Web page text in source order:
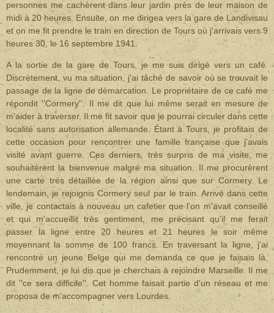
personnes me cachèrent dans leur jardin près de leur maison de
midi à 20 heures. Ensuite, on me dirigea vers la gare de Landivisau
et on me fit prendre le train en direction de Tours où j'arrivais vers 9
heures 30, le 16 septembre 1941.
A la sortie de la gare de Tours, je me suis dirigé vers un café.
Discrètement, vu ma situation, j'ai tâché de savoir où se trouvait le
passage de la ligne de démarcation. Le propriétaire de ce café me
répondit ''Cormery''. Il me dit que lui même serait en mesure de
m'aider à traverser. Il me fit savoir que je pourrai circuler dans cette
localité sans autorisation allemande. Étant à Tours, je profitais de
cette occasion pour rencontrer une famille française que j'avais
visité avant guerre. Ces derniers, très surpris de ma visite, me
souhaitèrent la bienvenue malgré ma situation. Il me procurèrent
une carte très détaillée de la région ainsi que sur Cormery. Le
lendemain, je rejoignis Cormery seul par le train. Arrivé dans cette
ville, je contactais à nouveau un cafetier que l'on m'avait conseillé
et qui m'accueillit très gentiment, me précisant qu'il me ferait
passer la ligne entre 20 heures et 21 heures le soir même
moyennant la somme de 100 francs. En traversant la ligne, j'ai
rencontré un jeune Belge qui me demanda ce que je faisais là.
Prudemment, je lui dis que je cherchais à rejoindre Marseille. Il me
dit ''ce sera difficile''. Cet homme faisait partie d'un réseau et me
proposa de m'accompagner vers Lourdes.